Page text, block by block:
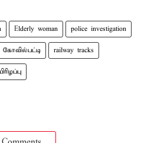
Elderly woman police investigation
கோவில்பட்டி railway tracks